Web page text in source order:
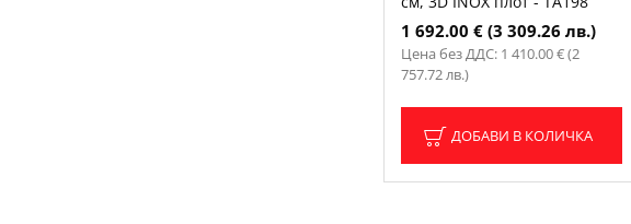
1 692.00 € (3 309.26 лв.)
Цена без ДДС: 1 410.00 € (2
757.72 лв.)
ДОБАВИ В КОЛИЧКА